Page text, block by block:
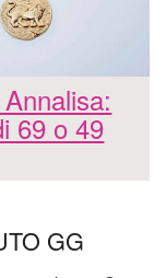
69 o 49
GG